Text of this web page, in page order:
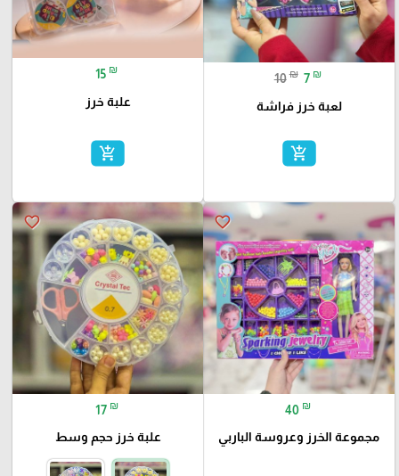
10 ₪ 7 ₪
لعبة خرز فراشة
add_shopping_cart
15 ₪
علبة خرز
add_shopping_cart
favorite_border
40 ₪
مجموعة الخرز وعروسة الباربي
favorite_border
17 ₪
علبة خرز حجم وسط